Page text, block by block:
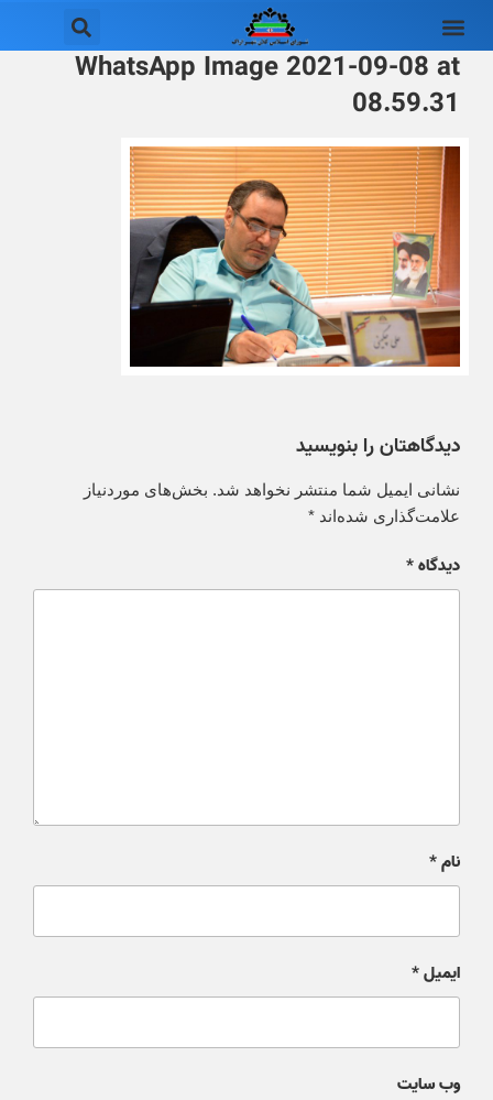
WhatsApp Image 2021-09-08 at
08.59.31
دیدگاهتان را بنویسید
نشانی ایمیل شما منتشر نخواهد شد. بخش‌های موردنیاز
علامت‌گذاری شده‌اند *
دیدگاه*
نام*
ایمیل*
وب‌ سایت